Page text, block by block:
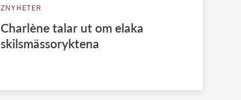
ZNYHETER
Charlène talar ut om elaka
skilsmässoryktena